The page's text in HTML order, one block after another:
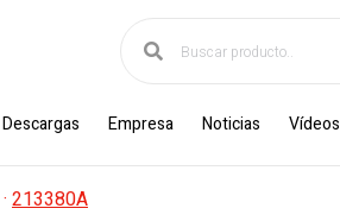
Descargas Empresa Noticias Vídeos
· 213380A